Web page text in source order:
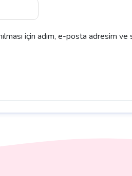
için adım, e-posta adresim